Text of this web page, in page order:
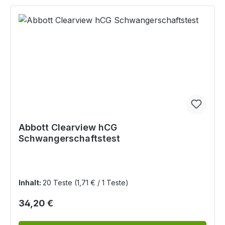
Abbott Clearview hCG
Schwangerschaftstest
Inhalt: 20 Teste (1,71 € / 1 Teste)
Regulärer Preis:
34,20 €